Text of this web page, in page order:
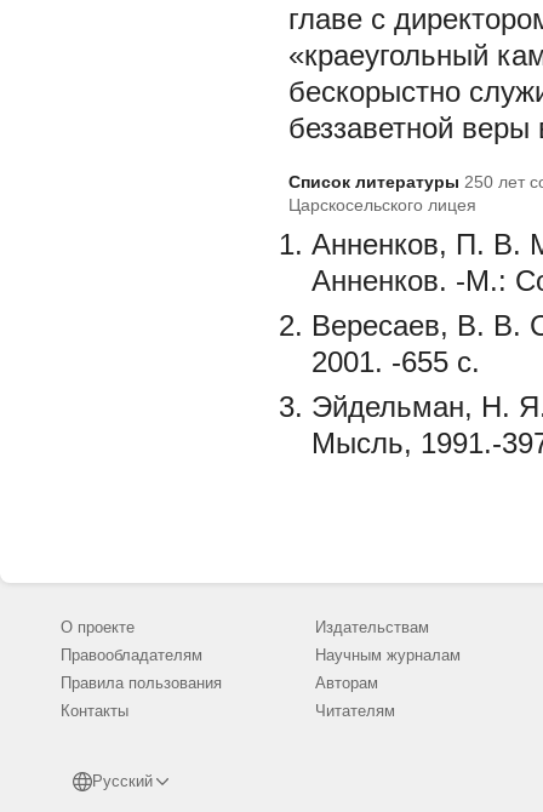
главе с
«краеугольный
бескорыстно
беззаветной
Список литературы 250 лет
Царскосельского лицея
Анненков, П. В.
Анненков. -М.:
Вересаев, В. В.
2001. -655 с.
Эйдельман, Н.
Мысль, 1991.-
О проекте
Правообладателям
Правила пользования
Контакты
Русский
Издательствам
Научным журналам
Авторам
Читателям